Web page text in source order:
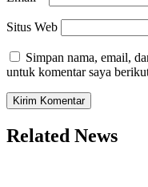
Situs Web
Simpan nama, email,
untuk komentar saya
Related News